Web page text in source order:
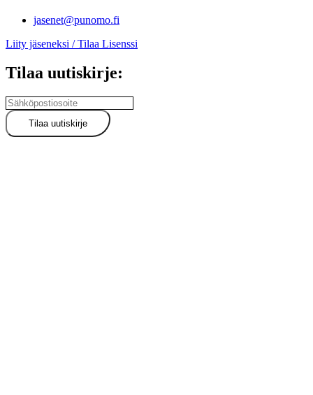
jasenet@punomo.fi
Liity jäseneksi / Tilaa Lisenssi
Tilaa uutiskirje: